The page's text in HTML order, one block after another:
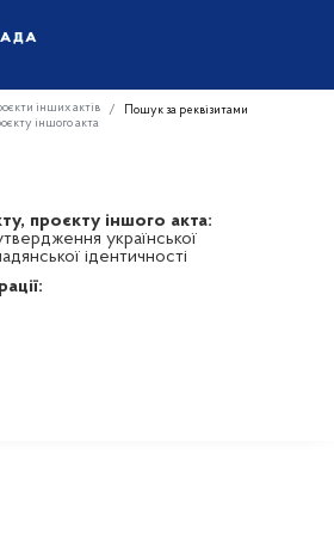
інших актів
Пошук за реквізитами
іншого акта
проєкту іншого акта:
української
ідентичності